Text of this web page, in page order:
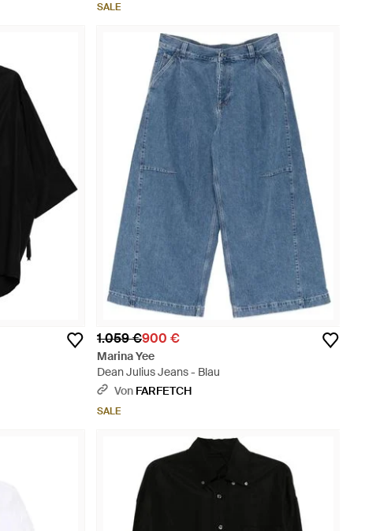
SALE
1.059 €900 €
Marina Yee
Dean Julius Jeans - Blau
Von FARFETCH
SALE